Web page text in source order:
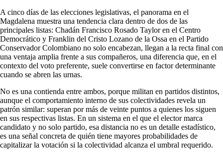
A cinco días de las elecciones legislativas, el panorama en el
Magdalena muestra una tendencia clara dentro de dos de las
principales listas: Chadán Francisco Rosado Taylor en el Centro
Democrático y Franklin del Cristo Lozano de la Ossa en el Partido
Conservador Colombiano no solo encabezan, llegan a la recta final con
una ventaja amplia frente a sus compañeros, una diferencia que, en el
contexto del voto preferente, suele convertirse en factor determinante
cuando se abren las urnas.
No es una contienda entre ambos, porque militan en partidos distintos,
aunque el comportamiento interno de sus colectividades revela un
patrón similar: superan por más de veinte puntos a quienes los siguen
en sus respectivas listas. En un sistema en el que el elector marca
candidato y no solo partido, esa distancia no es un detalle estadístico,
es una señal concreta de quién tiene mayores probabilidades de
capitalizar la votación si la colectividad alcanza el umbral requerido.